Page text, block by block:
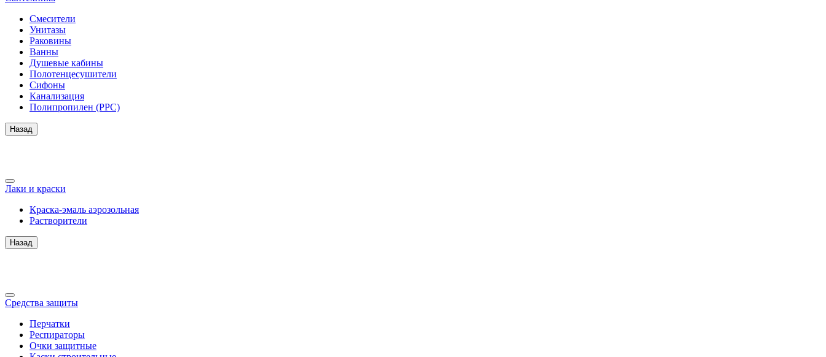
Смесители
Унитазы
Раковины
Ванны
Душевые кабины
Полотенцесушители
Сифоны
Канализация
Полипропилен (PPC)
Назад
Лаки и краски
Краска-эмаль аэрозольная
Растворители
Назад
Средства защиты
Перчатки
Респираторы
Очки защитные